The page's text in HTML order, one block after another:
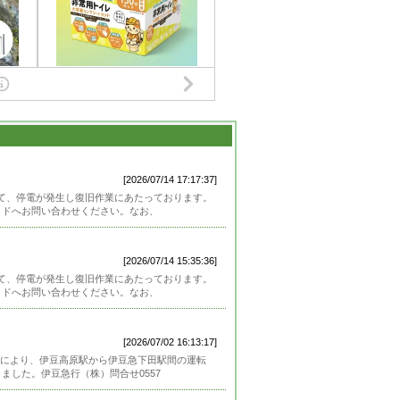
[2026/07/14 17:17:37]
停電が発生し復旧作業にあたっております。
へお問い合わせください。なお、
[2026/07/14 15:35:36]
停電が発生し復旧作業にあたっております。
へお問い合わせください。なお、
[2026/07/02 16:13:17]
より、伊豆高原駅から伊豆急下田駅間の運転
した。伊豆急行（株）問合せ0557